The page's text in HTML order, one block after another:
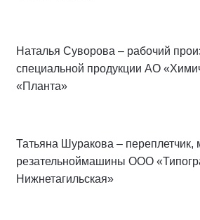
Наталья Суворова – рабочий
специальной продукции АО
«Планта»
Татьяна Шуракова – переплетчик,
резательноймашины ООО
Нижнетагильская»